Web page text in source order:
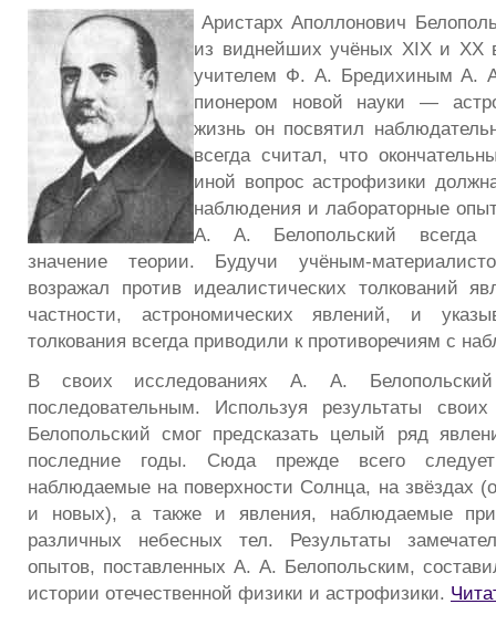
Аристарх Аполлонович
из виднейших учёных XIX и XX
учителем Ф. А. Бредихиным А.
пионером новой науки —
жизнь он посвятил
всегда считал, что
иной вопрос астрофизики
наблюдения и лабораторные
А. А. Белопольский всегда
значение теории. Будучи учёным-
возражал против идеалистических толкований
частности, астрономических явлений, и
толкования всегда приводили к противоречиям с
В своих исследованиях А. А. Белопольский
последовательным. Используя результаты
Белопольский смог предсказать целый ряд
последние годы. Сюда прежде всего
наблюдаемые на поверхности Солнца, на звёздах
и новых), а также и явления, наблюдаемые при
различных небесных тел. Результаты
опытов, поставленных А. А. Белопольским,
истории отечественной физики и астрофизики.